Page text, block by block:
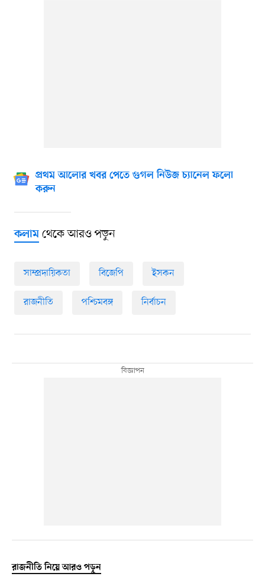
প্রথম আলোর খবর পেতে গুগল নিউজ চ্যানেল ফলো
করুন
কলামথেকে আরও পড়ুন
সাম্প্রদায়িকতা বিজেপি ইসকন
রাজনীতি পশ্চিমবঙ্গ নির্বাচন
রাজনীতি নিয়ে আরও পড়ুন